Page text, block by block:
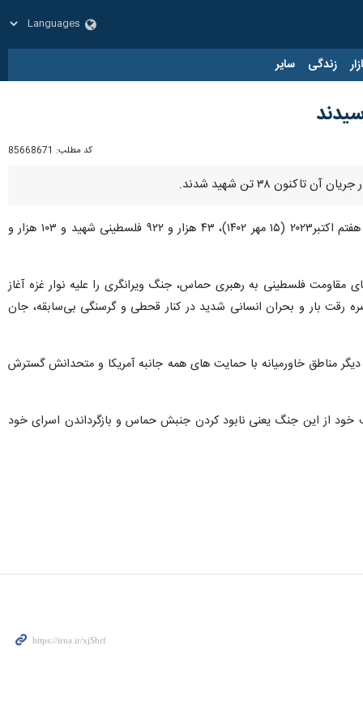
زندگی سایر
کد مطلب: 85668671
۳۸ تن شهید شدند.
، خبرگزاری سما فلسطین، وزارت بهداشت غزه اعلام کرده است که از آغاز حملات اسرائیل به نوار غزه در هفتم اکتبر۲۰۲۳ (۱۵ مهر ۱۴۰۲)، ۴۳ هزار و ۹۲۲ فلسطینی شهید و ۱۰۳ هزار و
الاقصی از سوی گروههای مقاومت فلسطینی به رهبری حماس، جنگ ویرانگری را علیه نوار غزه آغاز
بار و بحران انسانی شدید در کنار قحطی و گرسنگی بی‌سابقه، جان
مناطق خاورمیانه با حمایت های همه جانبه آمریکا و متحدانش گسترش
خود از این جنگ یعنی نابود کردن جنبش حماس و بازگرداندن اسرای خود